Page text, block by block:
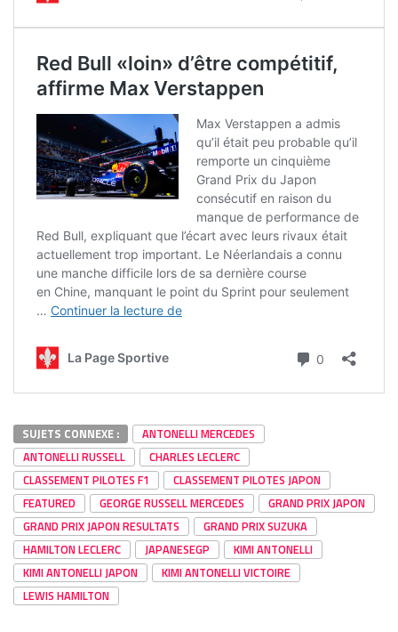
SUJETS CONNEXE :
ANTONELLI MERCEDES
ANTONELLI RUSSELL
CHARLES LECLERC
CLASSEMENT PILOTES F1
CLASSEMENT PILOTES JAPON
FEATURED
GEORGE RUSSELL MERCEDES
GRAND PRIX JAPON
GRAND PRIX JAPON RESULTATS
GRAND PRIX SUZUKA
HAMILTON LECLERC
JAPANESEGP
KIMI ANTONELLI
KIMI ANTONELLI JAPON
KIMI ANTONELLI VICTOIRE
LEWIS HAMILTON